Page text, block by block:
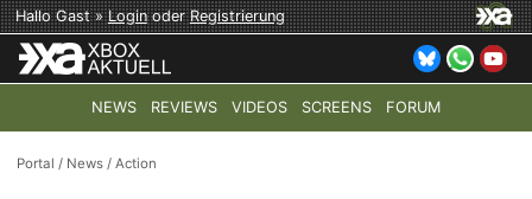
Hallo Gast »LoginoderRegistrierung
NEWS REVIEWS VIDEOS SCREENS FORUM
TOP-THEMEN: COD: MODERN WARFARE 4 HALO:
Portal / News /Action